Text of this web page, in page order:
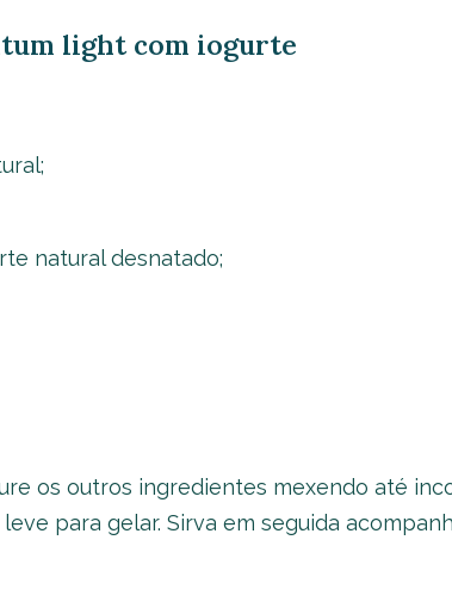
light com iogurte
natural desnatado;
os outros ingredientes mexendo até
para gelar. Sirva em seguida